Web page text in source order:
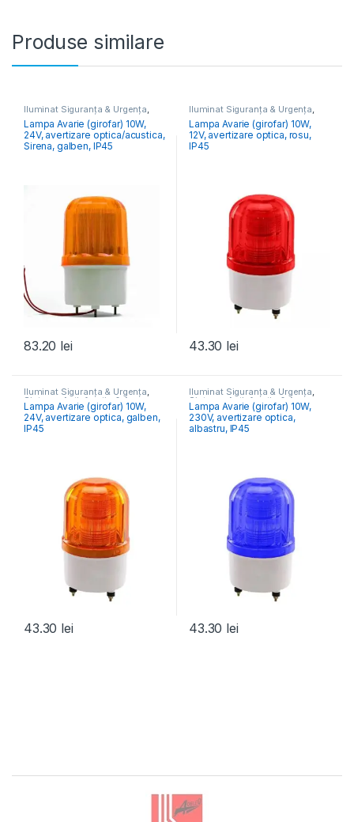
Produse similare
Iluminat Siguranța & Urgența,
Sisteme Antiefracție & Acces
Lampa Avarie (girofar) 10W,
24V, avertizare optica/acustica,
Sirena, galben, IP45
83.20 lei
Iluminat Siguranța & Urgența,
Sisteme Antiefracție & Acces
Lampa Avarie (girofar) 10W,
12V, avertizare optica, rosu,
IP45
43.30 lei
Iluminat Siguranța & Urgența,
Sisteme Antiefracție & Acces
Lampa Avarie (girofar) 10W,
24V, avertizare optica, galben,
IP45
43.30 lei
Iluminat Siguranța & Urgența,
Sisteme Antiefracție & Acces
Lampa Avarie (girofar) 10W,
230V, avertizare optica,
albastru, IP45
43.30 lei